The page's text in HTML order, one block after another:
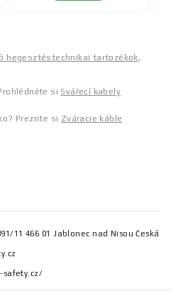
hegesztéstechnikai tartozékok,
si Svářecí kabely
Prezrite si Zváracie káble
11 466 01 Jablonec nad Nisou Česká
safety.cz/